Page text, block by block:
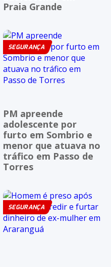
Praia Grande
SEGURANÇA
PM apreende
adolescente por
furto em Sombrio e
menor que atuava no
tráfico em Passo de
Torres
SEGURANÇA